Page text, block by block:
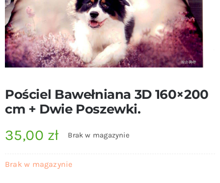
Pościel Bawełniana 3D 160×200
cm + Dwie Poszewki.
35,00 zł Brak w magazynie
Brak w magazynie